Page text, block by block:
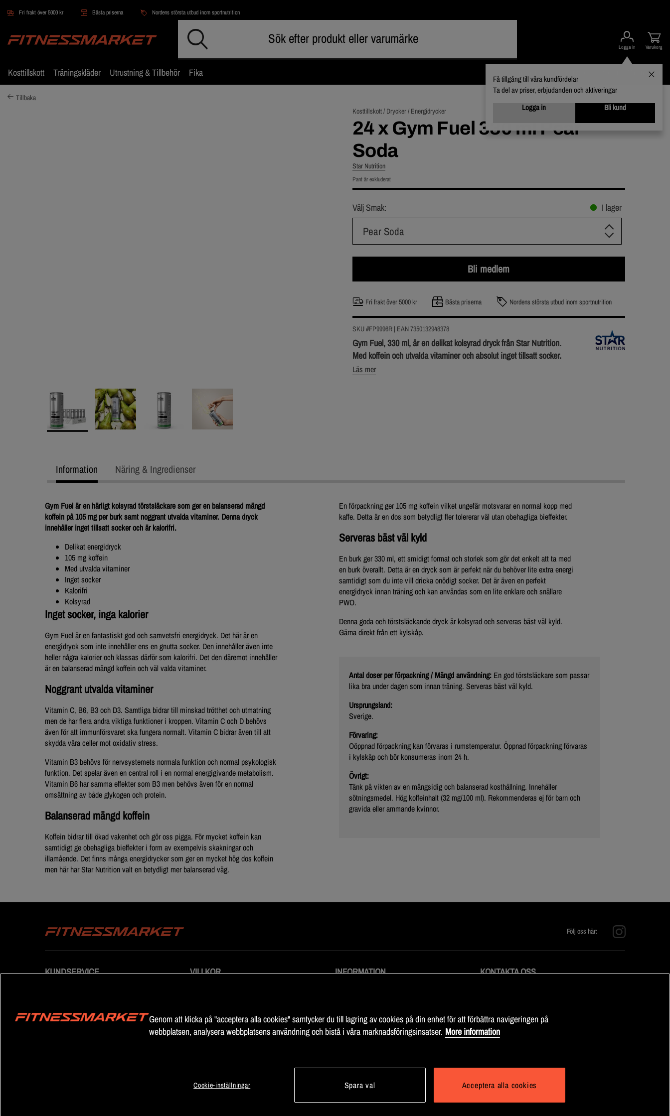
Fri frakt över 5000 kr Bästa priserna Nordens största utbud inom sportnutrition
Logga in
Få tillgång till våra kundfördelar
Ta del av priser, erbjudanden och aktiveringar
Logga in
Bli kund
Varukorg
Kosttillskott Träningskläder Utrustning & Tillbehör Fika Varumärken
Tillbaka
Kosttillskott / Drycker / Energidrycker
24 x Gym Fuel 330 ml Pear
Soda
Star Nutrition
Pant är exkluderat
Välj Smak: I lager
Pear Soda
Bli medlem
Fri frakt över 5000 kr Bästa priserna Nordens största utbud inom sportnutrition
SKU #FP9996R | EAN7350132948378
Gym Fuel, 330 ml, är en delikat kolsyrad dryck från Star Nutrition.
Med koffein och utvalda vitaminer och absolut inget tillsatt socker.
Läs mer
Information Näring & Ingredienser
Gym Fuel är en härligt kolsyrad törstsläckare som ger en balanserad mängd
koffein på 105 mg per burk samt noggrant utvalda vitaminer. Denna dryck
innehåller inget tillsatt socker och är kalorifri.
Delikat energidryck
105 mg koffein
Med utvalda vitaminer
Inget socker
Kalorifri
Kolsyrad
Inget socker, inga kalorier
Gym Fuel är en fantastiskt god och samvetsfri energidryck. Det här är en
energidryck som inte innehåller ens en gnutta socker. Den innehåller även inte
heller några kalorier och klassas därför som kalorifri. Det den däremot innehåller
är en balanserad mängd koffein och väl valda vitaminer.
Noggrant utvalda vitaminer
Vitamin C, B6, B3 och D3. Samtliga bidrar till minskad trötthet och utmatning
men de har flera andra viktiga funktioner i kroppen. Vitamin C och D behövs
även för att immunförsvaret ska fungera normalt. Vitamin C bidrar även till att
skydda våra celler mot oxidativ stress.
Vitamin B3 behövs för nervsystemets normala funktion och normal psykologisk
funktion. Det spelar även en central roll i en normal energigivande metabolism.
Vitamin B6 har samma effekter som B3 men behövs även för en normal
omsättning av både glykogen och protein.
Balanserad mängd koffein
Koffein bidrar till ökad vakenhet och gör oss pigga. För mycket koffein kan
samtidigt ge obehagliga bieffekter i form av exempelvis skakningar och
illamående. Det finns många energidrycker som ger en mycket hög dos koffein
men här har Star Nutrition valt en betydligt mer balanserad väg.
En förpackning ger 105 mg koffein vilket ungefär motsvarar en normal kopp med
kaffe. Detta är en dos som betydligt fler tolererar väl utan obehagliga bieffekter.
Serveras bäst väl kyld
En burk ger 330 ml, ett smidigt format och storlek som gör det enkelt att ta med
en burk överallt. Detta är en dryck som är perfekt när du behöver lite extra energi
samtidigt som du inte vill dricka onödigt socker. Det är även en perfekt
energidryck innan träning och kan användas som en lite enklare och snällare
PWO.
Denna goda och törstsläckande dryck är kolsyrad och serveras bäst väl kyld.
Gärna direkt från ett kylskåp.
Antal doser per förpackning / Mängd användning: En god törstsläckare som passar
lika bra under dagen som innan träning. Serveras bäst väl kyld.
Ursprungsland:
Sverige.
Förvaring:
Oöppnad förpackning kan förvaras i rumstemperatur. Öppnad förpackning förvaras
i kylskåp och bör konsumeras inom 24 h.
Övrigt:
Tänk på vikten av en mångsidig och balanserad kosthållning. Innehåller
sötningsmedel. Hög koffeinhalt (32 mg/100 ml). Rekommenderas ej för barn och
gravida eller ammande kvinnor.
Följ oss här:
KUNDSERVICE VILLKOR
Cookiepolicy
Cookieinställningar
INFORMATION
Sitemap
KONTAKTA OSS
© 2025 Health and Sports Nutrition Group HSNG AB Fitness Market
Genom att klicka på "acceptera alla cookies" samtycker du till lagring av cookies på din enhet för att förbättra navigeringen på
webbplatsen, analysera webbplatsens användning och bistå i våra marknadsföringsinsatser. More information
Cookie-inställningar Spara val Acceptera alla cookies